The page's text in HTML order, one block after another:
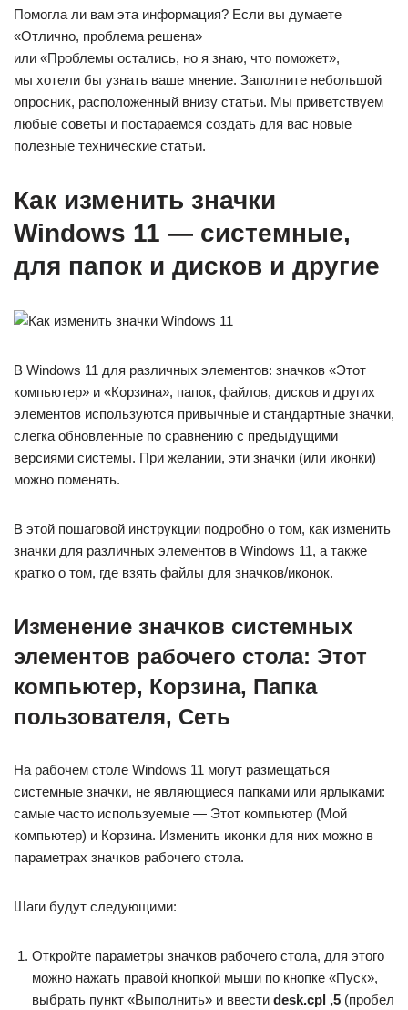
Помогла ли вам эта информация? Если вы думаете
«Отлично, проблема решена»
или «Проблемы остались, но я знаю, что поможет»,
мы хотели бы узнать ваше мнение. Заполните небольшой
опросник, расположенный внизу статьи. Мы приветствуем
любые советы и постараемся создать для вас новые
полезные технические статьи.
Как изменить значки
Windows 11 — системные,
для папок и дисков и другие
В Windows 11 для различных элементов: значков «Этот
компьютер» и «Корзина», папок, файлов, дисков и других
элементов используются привычные и стандартные значки,
слегка обновленные по сравнению с предыдущими
версиями системы. При желании, эти значки (или иконки)
можно поменять.
В этой пошаговой инструкции подробно о том, как изменить
значки для различных элементов в Windows 11, а также
кратко о том, где взять файлы для значков/иконок.
Изменение значков системных
элементов рабочего стола: Этот
компьютер, Корзина, Папка
пользователя, Сеть
На рабочем столе Windows 11 могут размещаться
системные значки, не являющиеся папками или ярлыками:
самые часто используемые — Этот компьютер (Мой
компьютер) и Корзина. Изменить иконки для них можно в
параметрах значков рабочего стола.
Шаги будут следующими:
Откройте параметры значков рабочего стола, для этого
можно нажать правой кнопкой мыши по кнопке «Пуск»,
выбрать пункт «Выполнить» и ввести desk.cpl ,5 (пробел